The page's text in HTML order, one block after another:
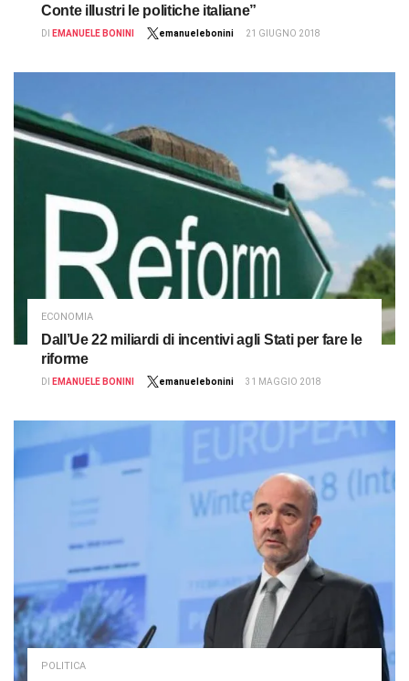
Conte illustri le politiche italiane”
DI EMANUELE BONINI emanuelebonini 21 GIUGNO 2018
ECONOMIA
Dall’Ue 22 miliardi di incentivi agli Stati per fare le
riforme
DI EMANUELE BONINI emanuelebonini 31 MAGGIO 2018
POLITICA